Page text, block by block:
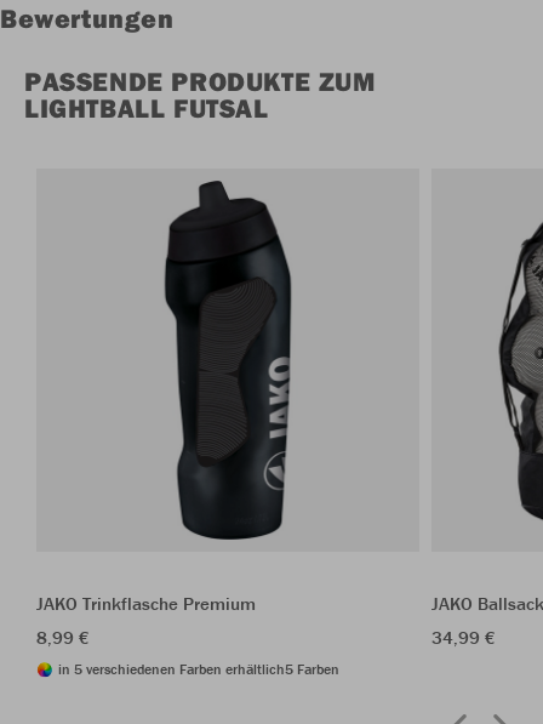
Bewertungen
PASSENDE PRODUKTE ZUM
LIGHTBALL FUTSAL
JAKO Trinkflasche Premium
8,99 €
in 5 verschiedenen Farben erhältlich5 Farben
JAKO
34,99 €